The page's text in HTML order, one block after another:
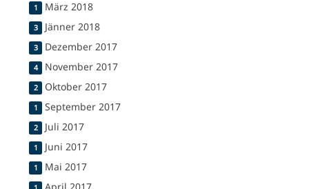
1 März 2018
3 Jänner 2018
3 Dezember 2017
4 November 2017
2 Oktober 2017
1 September 2017
2 Juli 2017
1 Juni 2017
1 Mai 2017